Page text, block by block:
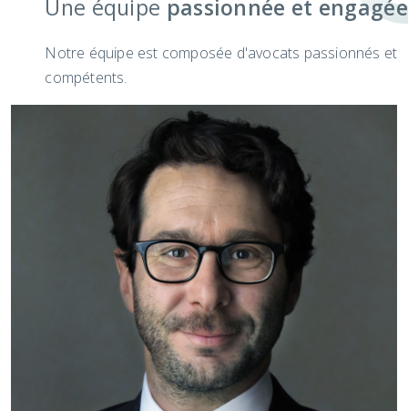
Une équipe passionnée et engagée
Notre équipe est composée d'avocats passionnés et
compétents.